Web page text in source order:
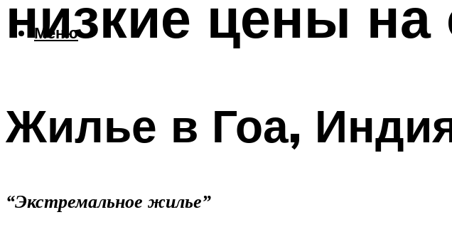
Меню
низкие цены на
Жилье в Гоа,
“Экстремальное жилье”